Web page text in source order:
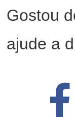
Gostou
ajude a